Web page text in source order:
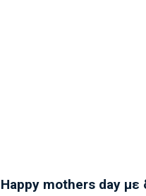
mothers day με